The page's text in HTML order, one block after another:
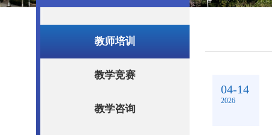
教师培训
教学竞赛
教学咨询
04-14
2026